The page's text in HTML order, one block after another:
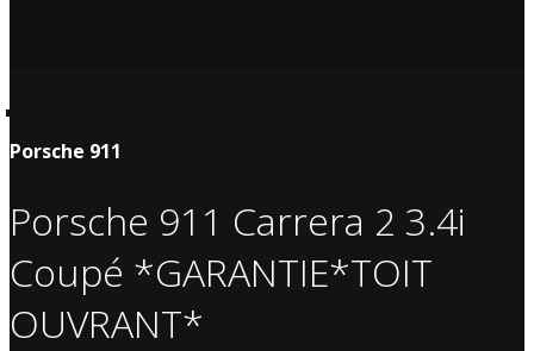
Porsche 911
Porsche 911 Carrera 2 3.4i
Coupé *GARANTIE*TOIT
OUVRANT*